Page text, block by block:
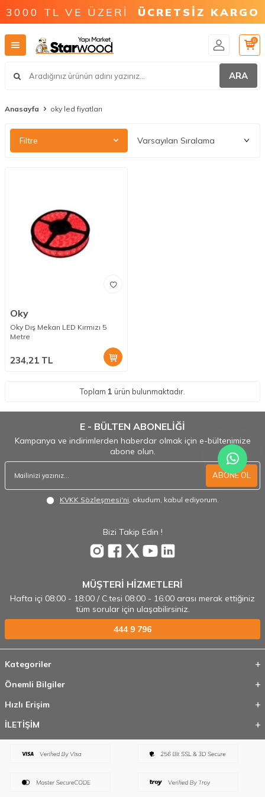
3000 TL VE ÜZERİ ÜCRETSİZ KARGO
ARA
0
Anasayfa oky led fiyatları
Filtre
Oky
Oky Dış Mekan LED Kırmızı 5
Metre
234,21 TL
Toplam 1 ürün bulunmaktadır.
E - BÜLTEN ABONELİĞİ
Kampanya ve indirimlerden haberdar olmak için e-bültenimize
abone olun.
ABONE OL
KVKK Sözleşmesi'ni , okudum, kabul ediyorum.
Bizi Takip Edin !
MÜŞTERİ HİZMETLERİ
Hafta içi 08:00 - 18:00 / C.tesi 08:00 - 16:00 arası merak ettiğiniz
tüm sorular için ulaşabilirsiniz.
444 9 796
Kategoriler
Önemli Bilgiler
Hızlı Erişim
İLETİŞİM